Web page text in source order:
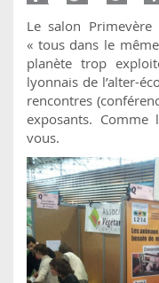
Le salon
« tous dans le
planète trop
lyonnais de l’alter-
rencontres
exposants. Comme
vous.